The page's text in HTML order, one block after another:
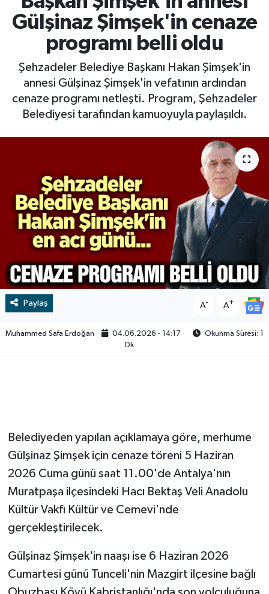
Gülşinaz Şimşek'in cenaze
programı belli oldu
Şehzadeler Belediye Başkanı Hakan Şimşek'in
annesi Gülşinaz Şimşek'in vefatının ardından
cenaze programı netleşti. Program, Şehzadeler
Belediyesi tarafından kamuoyuyla paylaşıldı.
Paylaş A- A+
Muhammed Safa Erdoğan 04.06.2026 - 14:17
Okunma Süresi: 1
Dk
Belediyeden yapılan açıklamaya göre, merhume
Gülşinaz Şimşek için cenaze töreni 5 Haziran
2026 Cuma günü saat 11.00'de Antalya'nın
Muratpaşa ilçesindeki Hacı Bektaş Veli Anadolu
Kültür Vakfı Kültür ve Cemevi'nde
gerçekleştirilecek.
Gülşinaz Şimşek'in naaşı ise 6 Haziran 2026
Cumartesi günü Tunceli'nin Mazgirt ilçesine bağlı
RESMİ İLAN
BİLİM VE TEKNOLOJİ
RESMİ İLAN
Yaşam
Tarih
Çevre
İletişim
Künye
SPOR
Vefat
Video